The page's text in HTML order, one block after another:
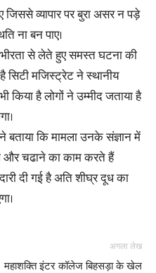
व्यापार पर बुरा असर न पड़े
ना बन पाए।
से लेते हुए समस्त घटना की
सिटी मजिस्ट्रेट ने स्थानीय
किया है लोगों ने उम्मीद जताया है
बताया कि मामला उनके संज्ञान में
और चढाने का काम करते हैं
दी गई है अति शीघ्र दूध का
अगला लेख
महाशक्ति इंटर कॉलेज बिहसड़ा के खेल